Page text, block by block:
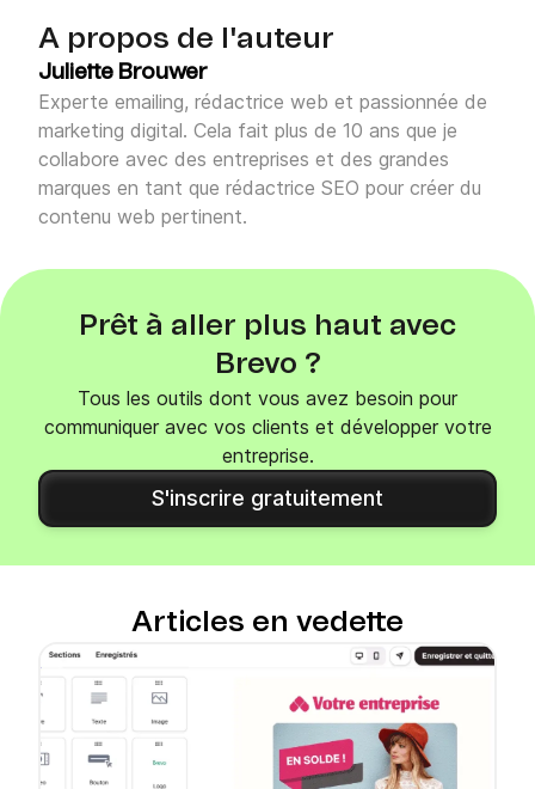
A propos de l'auteur
Juliette Brouwer
Experte emailing, rédactrice web et passionnée de
marketing digital. Cela fait plus de 10 ans que je
collabore avec des entreprises et des grandes
marques en tant que rédactrice SEO pour créer du
contenu web pertinent.
Prêt à aller plus haut avec
Brevo ?
Tous les outils dont vous avez besoin pour
communiquer avec vos clients et développer votre
entreprise.
S'inscrire gratuitement
Articles en vedette